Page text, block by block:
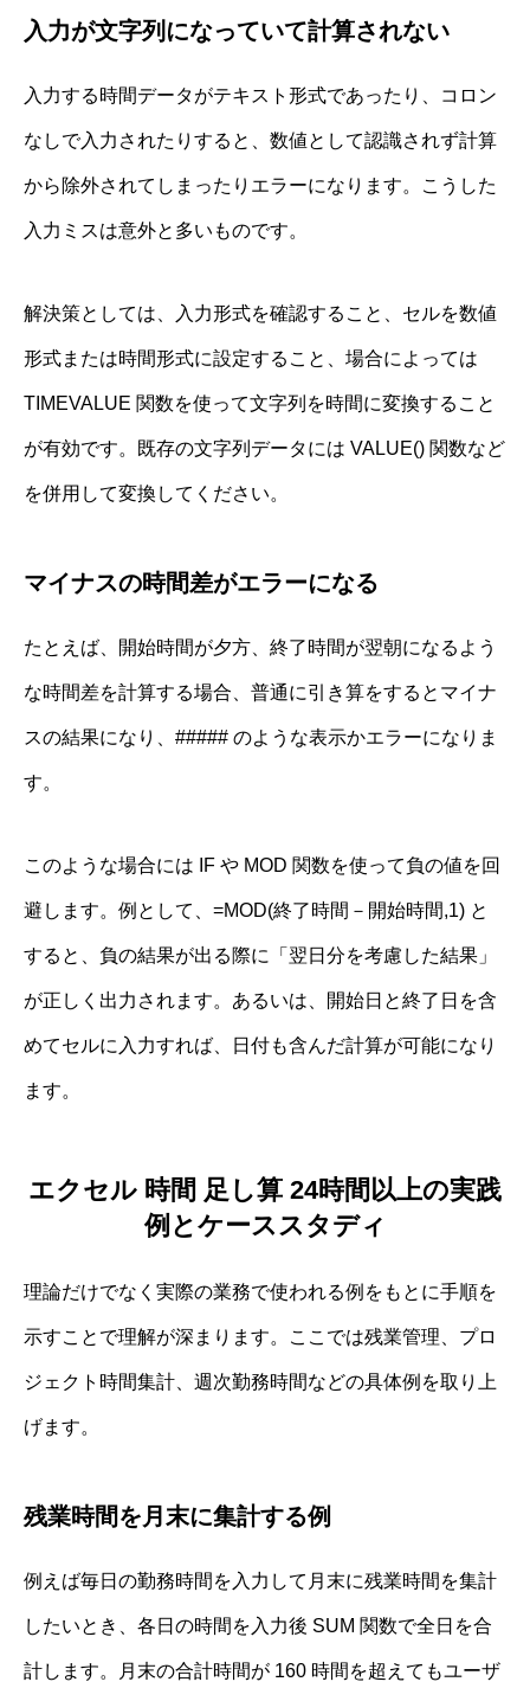
入力が文字列になっていて計算されない
入力する時間データがテキスト形式であったり、コロン
なしで入力されたりすると、数値として認識されず計算
から除外されてしまったりエラーになります。こうした
入力ミスは意外と多いものです。
解決策としては、入力形式を確認すること、セルを数値
形式または時間形式に設定すること、場合によっては
TIMEVALUE 関数を使って文字列を時間に変換すること
が有効です。既存の文字列データには VALUE() 関数など
を併用して変換してください。
マイナスの時間差がエラーになる
たとえば、開始時間が夕方、終了時間が翌朝になるよう
な時間差を計算する場合、普通に引き算をするとマイナ
スの結果になり、##### のような表示かエラーになりま
す。
このような場合には IF や MOD 関数を使って負の値を回
避します。例として、=MOD(終了時間－開始時間,1) と
すると、負の結果が出る際に「翌日分を考慮した結果」
が正しく出力されます。あるいは、開始日と終了日を含
めてセルに入力すれば、日付も含んだ計算が可能になり
ます。
エクセル 時間 足し算 24時間以上の実践
例とケーススタディ
理論だけでなく実際の業務で使われる例をもとに手順を
示すことで理解が深まります。ここでは残業管理、プロ
ジェクト時間集計、週次勤務時間などの具体例を取り上
げます。
残業時間を月末に集計する例
例えば毎日の勤務時間を入力して月末に残業時間を集計
したいとき、各日の時間を入力後 SUM 関数で全日を合
計します。月末の合計時間が 160 時間を超えてもユーザ